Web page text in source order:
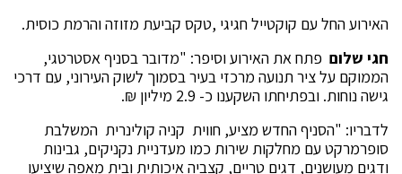
האירוע החל עם קוקטייל חגיגי ,טקס קביעת מזוזה והרמת כוסית.
חגי שלום פתח את האירוע וסיפר: "מדובר בסניף אסטרטגי,
הממוקם על ציר תנועה מרכזי בעיר בסמוך לשוק העירוני, עם דרכי
גישה נוחות. ובפתיחתו השקענו כ- 2.9 מיליון ₪.
לדבריו: "הסניף החדש מציע, חווית קניה קולינרית המשלבת
סופרמרקט עם מחלקות שירות כמו מעדניית נקניקים, גבינות
ודגים מעושנים, דגים טריים, קצביה איכותית ובית מאפה שיציעו